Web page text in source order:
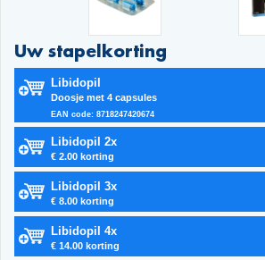
Uw stapelkorting
Libidopil
Doosje met 4 capsules
EAN code: 8718247420674
Libidopil 2x
€ 2.00 korting
Libidopil 3x
€ 8.00 korting
Libidopil 4x
€ 14.00 korting